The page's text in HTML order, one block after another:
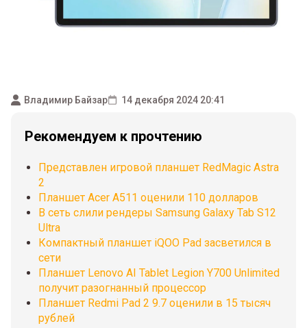
Владимир Байзар 14 декабря 2024 20:41
Рекомендуем к прочтению
Представлен игровой планшет RedMagic Astra
2
Планшет Acer A511 оценили 110 долларов
В сеть слили рендеры Samsung Galaxy Tab S12
Ultra
Компактный планшет iQOO Pad засветился в
сети
Планшет Lenovo AI Tablet Legion Y700 Unlimited
получит разогнанный процессор
Планшет Redmi Pad 2 9.7 оценили в 15 тысяч
рублей